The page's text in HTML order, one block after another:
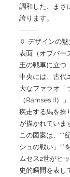
調和した、まさ
誇ります。
⸻
🏺 デザインの魅
表面（オブバー
王の戦車に立つ
中央には、古代
大なファラオ「
（Ramses II）
疾走する馬を操
が描かれていま
この図案は、**
シュの戦い」**
ムセス2世がヒ
史的瞬間を表し